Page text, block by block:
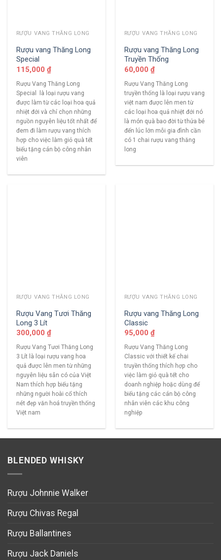
RƯỢU VANG THĂNG LONG
Rượu vang Thăng Long
Special
115,000 ₫
Rượu Vang Thăng Long
Special là loại rượu vang
được làm từ các loại hoa quả
nhiệt đới và chỉ chọn những
nguồn nguyên liệu tốt nhất để
đem đi làm rượu vang thích
hợp cho việc làm giỏ quà tết
biếu tặng cán bộ công nhân
viên
RƯỢU VANG THĂNG LONG
Rượu vang Thăng Long
Truyền Thống
60,000 ₫
Rượu Vang Thăng Long
truyền thống là loại rượu vang
việt nam được lên men từ
các loại hoa quả nhiệt đới nó
là món quà bao đời từ thửa bé
đến lúc lớn mỗi gia đình cần
có 1 chai rượu vang thăng
long
RƯỢU VANG THĂNG LONG
Rượu Vang Tươi Thăng
Long 3 Lít
300,000 ₫
Rượu Vang Tươi Thăng Long
3 Lít là loại rượu vang hoa
quả được lên men từ những
nguyên liệu sẵn có của Việt
Nam thích hợp biếu tặng
những người hoài cổ thích
nét đẹp văn hoá truyền thống
Việt nam
RƯỢU VANG THĂNG LONG
Rượu vang Thăng Long
Classic
95,000 ₫
Rượu Vang Thăng Long
Classic với thiết kế chai
truyền thống thích hợp cho
việc làm giỏ quà tết cho
doanh nghiệp hoặc dùng để
biếu tặng các cán bộ công
nhân viên các khu công
nghiệp
BLENDED WHISKY
Rượu Johnnie Walker
Rượu Chivas Regal
Rượu Ballantines
Rượu Jack Daniels